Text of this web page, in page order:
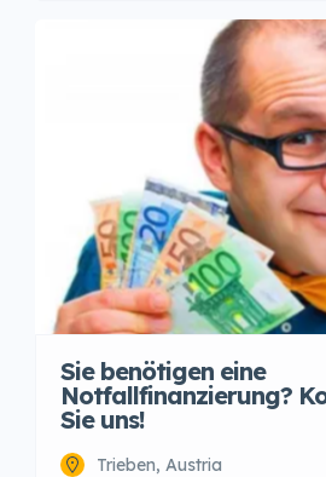
Sie benötigen eine
Notfallfinanzierung?
Sie uns!
Trieben, Austria